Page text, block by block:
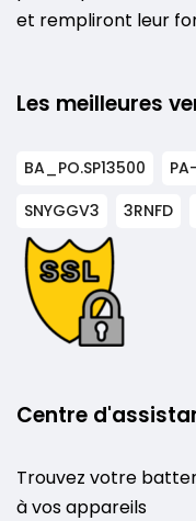
et rempliront leur
Les meilleures
BA_PO.SP13500
SNYGGV3
3RNFD
Centre
Trouvez votre
à vos appareils